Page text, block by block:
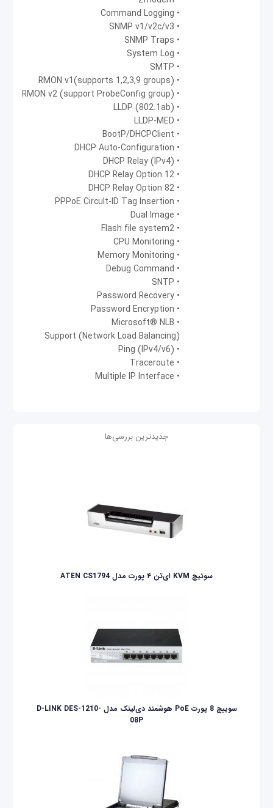
• Command Logging
• SNMP v1/v2c/v3
• SNMP Traps
• System Log
• SMTP
• RMON v1(supports 1,2,3,9 groups)
• RMON v2 (support ProbeConfig group)
• LLDP (802.1ab)
• LLDP-MED
• BootP/DHCPClient
• DHCP Auto-Configuration
• DHCP Relay (IPv4)
• DHCP Relay Option 12
• DHCP Relay Option 82
• PPPoE Circult-ID Tag Insertion
• Dual Image
• Flash file system2
• CPU Monitoring
• Memory Monitoring
• Debug Command
• SNTP
• Password Recovery
• Password Encryption
• Microsoft® NLB
(Network Load Balancing) Support
• Ping (IPv4/v6)
• Traceroute
• Multiple IP Interface
جدیدترین بررسی‌ها
سوئیچ KVM ای‌تن ۴ پورت مدل ATEN CS1794
سوییچ 8 پورت PoE هوشمند دی‌لینک مدل D-LINK DES-1210-
08P